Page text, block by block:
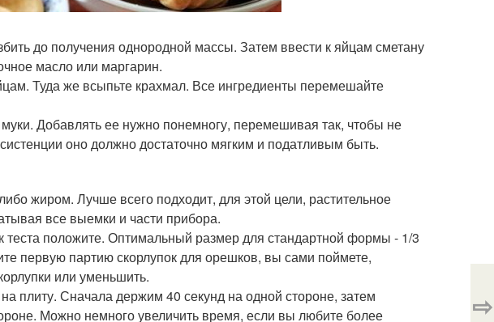
до получения однородной массы. Затем ввести к яйцам сметану
масло или маргарин.
Туда же всыпьте крахмал. Все ингредиенты перемешайте
Добавлять ее нужно понемногу, перемешивая так, чтобы не
оно должно достаточно мягким и податливым быть.
жиром. Лучше всего подходит, для этой цели, растительное
все выемки и части прибора.
положите. Оптимальный размер для стандартной формы - 1/3
первую партию скорлупок для орешков, вы сами поймете,
или уменьшить.
плиту. Сначала держим 40 секунд на одной стороне, затем
Можно немного увеличить время, если вы любите более
⇨